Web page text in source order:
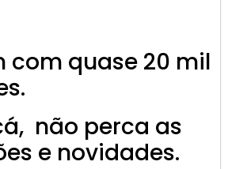
com quase 20 mil
não perca as
e novidades.